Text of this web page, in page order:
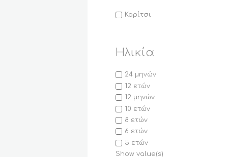
Κορίτσι
Ηλικία
24 μηνών
12 ετών
12 μηνών
10 ετών
8 ετών
6 ετών
5 ετών
Show value(s)